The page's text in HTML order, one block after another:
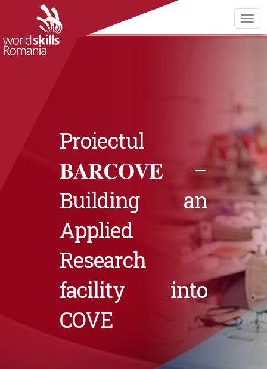
Proiectul
𝐁𝐀𝐑𝐂𝐎𝐕𝐄 –
Building an
Applied
Research
facility into
COVE